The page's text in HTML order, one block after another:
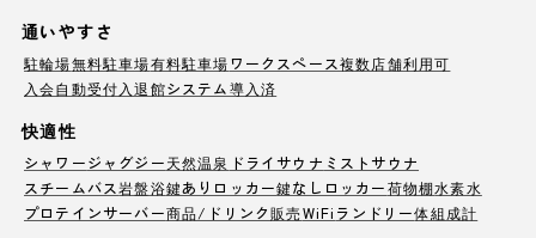
通いやすさ
駐輪場無料駐車場有料駐車場ワークスペース複数店舗利用可
入会自動受付 入退館システム導入済
快適性
シャワージャグジー天然温泉 ドライサウナ ミストサウナ
スチームバス岩盤浴鍵ありロッカー鍵なしロッカー荷物棚水素水
プロテインサーバー商品/ドリンク販売WiFi ランドリー体組成計